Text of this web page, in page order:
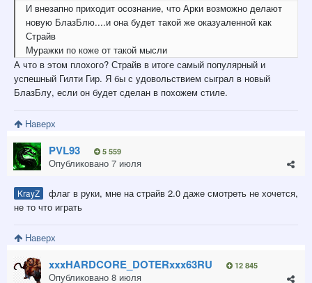
И внезапно приходит осознание, что Арки возможно делают
новую БлазБлю....и она будет такой же оказуаленной как
Страйв
Муражки по коже от такой мысли
А что в этом плохого? Страйв в итоге самый популярный и
успешный Гилти Гир. Я бы с удовольствием сыграл в новый
БлазБлу, если он будет сделан в похожем стиле.
Наверх
PVL93 5 559
Опубликовано 7 июля
KrayZ
флаг в руки, мне на страйв 2.0 даже смотреть не хочется,
не то что играть
Наверх
xxxHARDCORE_DOTERxxx63RU 12 845
Опубликовано 8 июля